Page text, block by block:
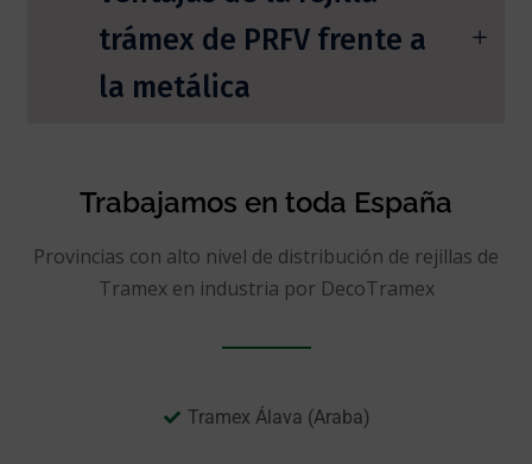
trámex de PRFV frente a
la metálica
Trabajamos en toda España
Provincias con alto nivel de distribución de rejillas de
Tramex en industria por DecoTramex
Tramex Álava (Araba)